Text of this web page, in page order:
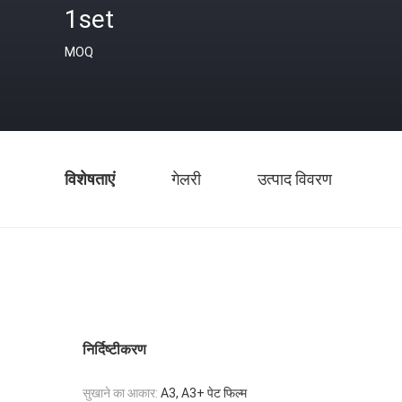
1set
MOQ
विशेषताएं गेलरी उत्पाद विवरण
निर्दिष्टीकरण
सुखाने का आकार: A3, A3+ पेट फिल्म